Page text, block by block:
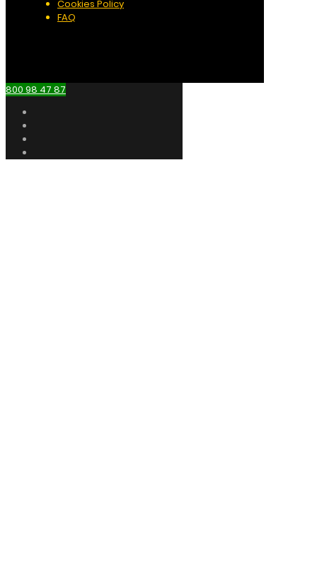
Cookies Policy
FAQ
800 98 47 87